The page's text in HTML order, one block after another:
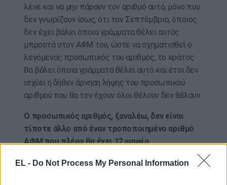
EL - Do Not Process My Personal Information
λένε και να μην πάρουν τον αριθμό αυτό, μόνο που
δεν γνωρίζουν ίσως, ότι τον Σεπτέμβριο, όποιος
δεν έχει βάλει όποια γράμματα θέλει αυτός
μπροστά στον ΑΦΜ του, ώστε να σχηματισθεί ο
λεγόμενος προσωπικός του αριθμός, το κράτος
θα βάλει όποια γράμματα θέλει αυτό και έτσι δεν
ισχύει η δήθεν άρνηση λήψης του προσωπικού
αριθμού που θα τον έχουν όλοι θέλουν δεν θέλουν.
Ο προσωπικός αριθμός, ξαναλέω, δεν είναι
τίποτε άλλο από έναν τροποποιημένο αριθμό
ΑΦΜ που πλέον θα έχει 12 ψηφία.
Δώδεκα (12) ψηφία σημαίνει ότι πηγαίνουμε